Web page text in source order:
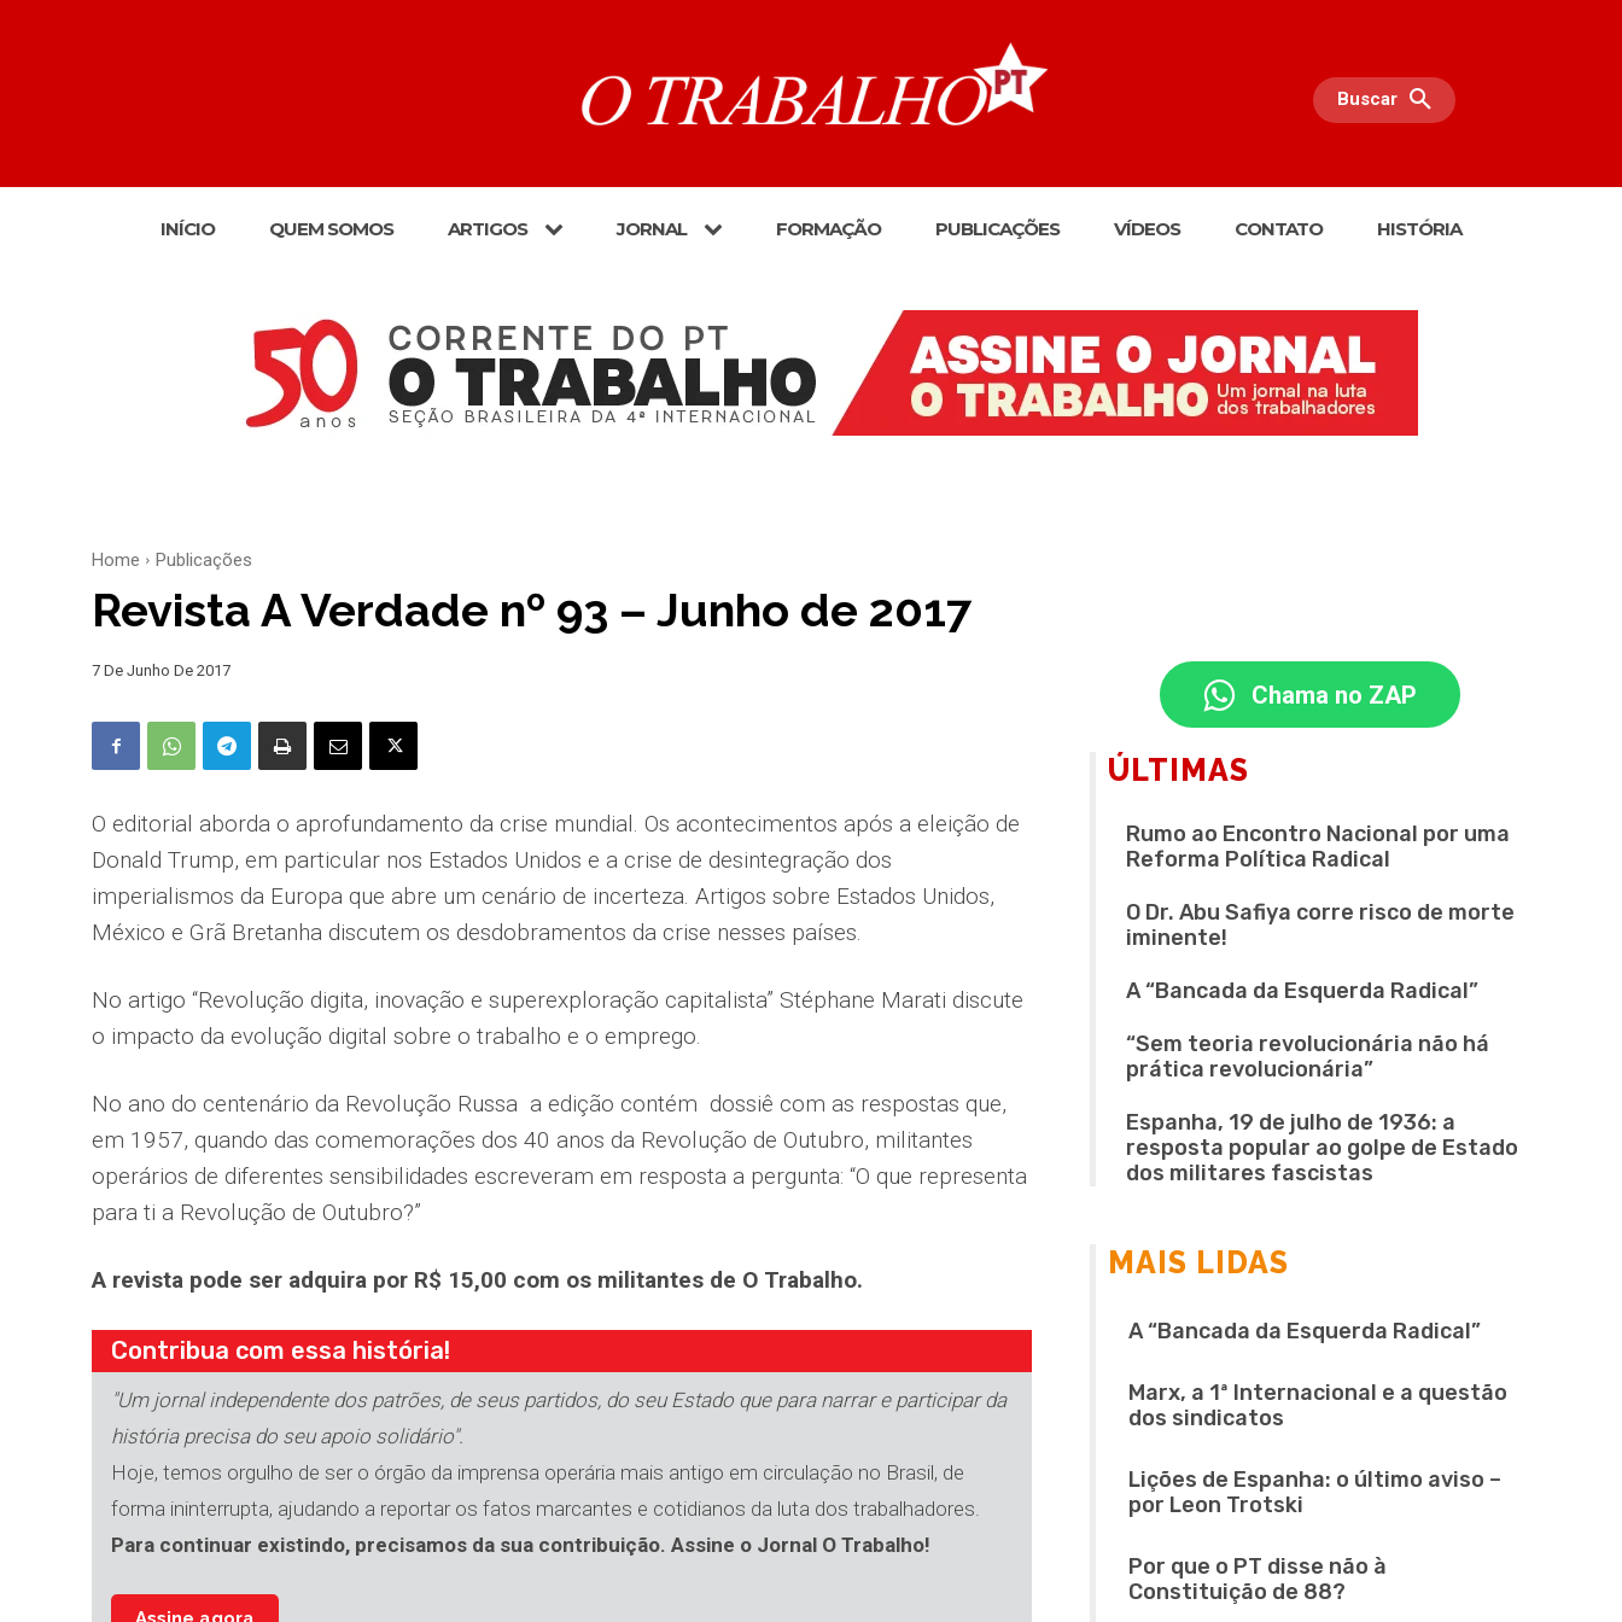
Buscar
INÍCIO QUEM SOMOS ARTIGOS JORNAL FORMAÇÃO PUBLICAÇÕES VÍDEOS CONTATO HISTÓRIA
Home Publicações
Revista A Verdade nº 93 – Junho de 2017
7 De Junho De 2017
O editorial aborda o aprofundamento da crise mundial. Os acontecimentos após a eleição de
Donald Trump, em particular nos Estados Unidos e a crise de desintegração dos
imperialismos da Europa que abre um cenário de incerteza. Artigos sobre Estados Unidos,
México e Grã Bretanha discutem os desdobramentos da crise nesses países.
No artigo “Revolução digita, inovação e superexploração capitalista” Stéphane Marati discute
o impacto da evolução digital sobre o trabalho e o emprego.
No ano do centenário da Revolução Russa a edição contém dossiê com as respostas que,
em 1957, quando das comemorações dos 40 anos da Revolução de Outubro, militantes
operários de diferentes sensibilidades escreveram em resposta a pergunta: “O que representa
para ti a Revolução de Outubro?”
A revista pode ser adquira por R$ 15,00 com os militantes de O Trabalho.
Contribua com essa história!
"Um jornal independente dos patrões, de seus partidos, do seu Estado que para narrar e participar da
história precisa do seu apoio solidário".
Hoje, temos orgulho de ser o órgão da imprensa operária mais antigo em circulação no Brasil, de
forma ininterrupta, ajudando a reportar os fatos marcantes e cotidianos da luta dos trabalhadores.
Para continuar existindo, precisamos da sua contribuição. Assine o Jornal O Trabalho!
Chama no ZAP
ÚLTIMAS
Rumo ao Encontro Nacional por uma
Reforma Política Radical
O Dr. Abu Safiya corre risco de morte
iminente!
A “Bancada da Esquerda Radical”
“Sem teoria revolucionária não há
prática revolucionária”
Espanha, 19 de julho de 1936: a
resposta popular ao golpe de Estado
dos militares fascistas
MAIS LIDAS
A “Bancada da Esquerda Radical”
Marx, a 1ª Internacional e a questão
dos sindicatos
Lições de Espanha: o último aviso –
por Leon Trotski
Por que o PT disse não à
Constituição de 88?